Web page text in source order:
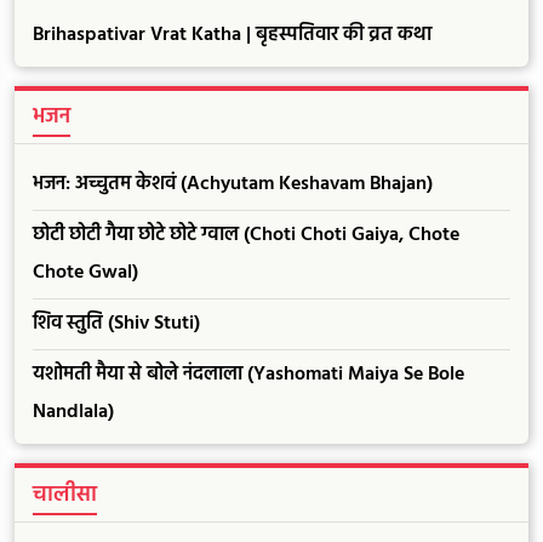
Brihaspativar Vrat Katha | बृहस्पतिवार की व्रत कथा
भजन
भजन: अच्चुतम केशवं (Achyutam Keshavam Bhajan)
छोटी छोटी गैया छोटे छोटे ग्वाल (Choti Choti Gaiya, Chote
Chote Gwal)
शिव स्तुति (Shiv Stuti)
यशोमती मैया से बोले नंदलाला (Yashomati Maiya Se Bole
Nandlala)
चालीसा